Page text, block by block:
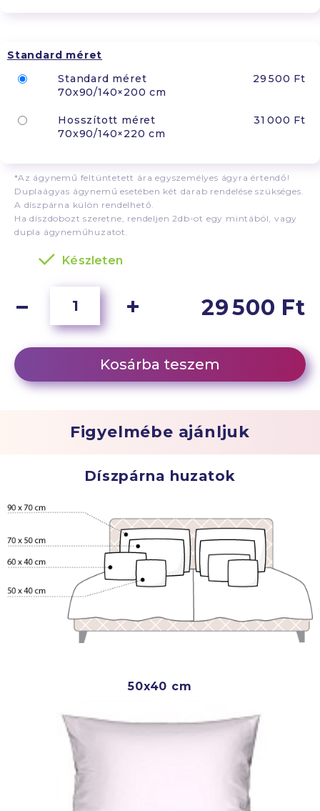
Standard méret
Standard méret
70x90/140×200 cm
29 500 Ft
Hosszított méret
70x90/140×220 cm
31 000 Ft
*Az ágynemű feltüntetett ára egyszemélyes ágyra értendő!
Duplaágyas ágynemű esetében két darab rendelése szükséges.
A díszpárna külön rendelhető.
Ha díszdobozt szeretne, rendeljen 2db-ot egy mintából, vagy
dupla ágyneműhuzatot.
Készleten
29 500 Ft
Kosárba teszem
Figyelmébe ajánljuk
Díszpárna huzatok
50x40 cm